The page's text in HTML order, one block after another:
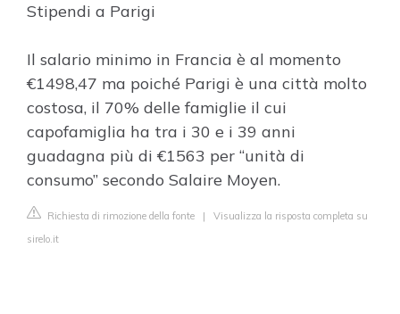
Stipendi a Parigi
Il salario minimo in Francia è al momento
€1498,47 ma poiché Parigi è una città molto
costosa, il 70% delle famiglie il cui
capofamiglia ha tra i 30 e i 39 anni
guadagna più di €1563 per “unità di
consumo” secondo Salaire Moyen.
Richiesta di rimozione della fonte | Visualizza la risposta completa su
sirelo.it